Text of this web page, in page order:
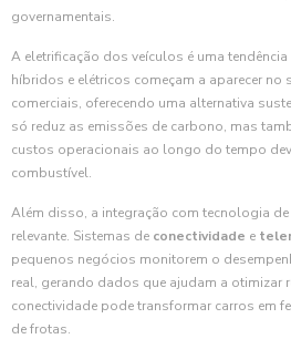
governamentais.
A eletrificação dos veículos é uma
híbridos e elétricos começam a aparecer no
comerciais, oferecendo uma alternativa
só reduz as emissões de carbono, mas
custos operacionais ao longo do tempo
combustível.
Além disso, a integração com tecnologia
relevante. Sistemas de conectividade e
pequenos negócios monitorem o
real, gerando dados que ajudam a otimizar
conectividade pode transformar carros em
de frotas.